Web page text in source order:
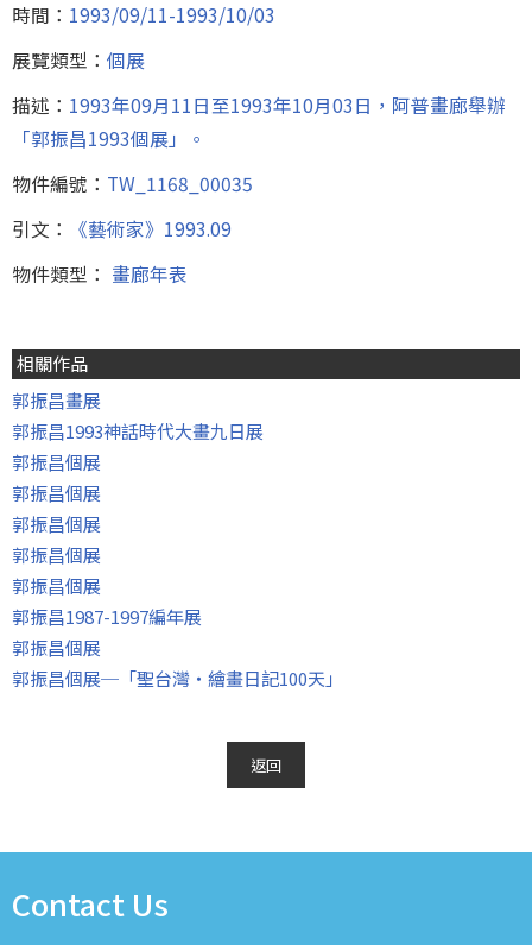
時間： 1993/09/11-1993/10/03
展覽類型： 個展
描述： 1993年09月11日至1993年10月03日，阿普畫廊舉辦
「郭振昌1993個展」。
物件編號： TW_1168_00035
引文：
《藝術家》1993.09
物件類型： 畫廊年表
相關作品
郭振昌畫展
郭振昌1993神話時代大畫九日展
郭振昌個展
郭振昌個展
郭振昌個展
郭振昌個展
郭振昌個展
郭振昌1987-1997編年展
郭振昌個展
郭振昌個展─「聖台灣‧繪畫日記100天」
返回
Contact Us